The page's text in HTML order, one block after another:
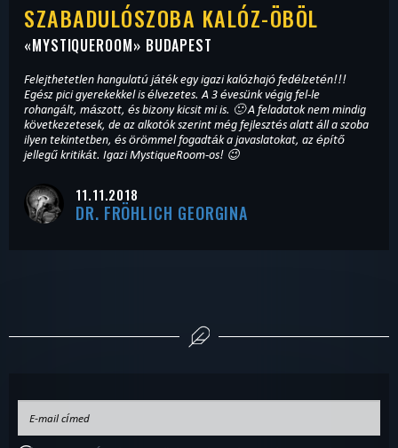
SZABADULÓSZOBA KALÓZ-ÖBÖL
«MYSTIQUEROOM» BUDAPEST
Felejthetetlen hangulatú játék egy igazi kalózhajó fedélzetén!!!
Egész pici gyerekekkel is élvezetes. A 3 évesünk végig fel-le
rohangált, mászott, és bizony kicsit mi is. 🙂 A feladatok nem mindig
következetesek, de az alkotók szerint még fejlesztés alatt áll a szoba
ilyen tekintetben, és örömmel fogadták a javaslatokat, az építő
jellegű kritikát. Igazi MystiqueRoom-os! 😉
11.11.2018
DR. FRÖHLICH GEORGINA